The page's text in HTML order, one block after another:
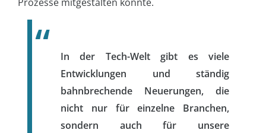
In der Tech-Welt gibt es viele
Entwicklungen und ständig
bahnbrechende Neuerungen, die
nicht nur für einzelne Branchen,
sondern auch für unsere